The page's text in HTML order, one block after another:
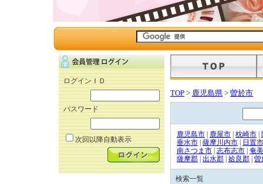
ログインＩＤ
パスワード
次回以降自動表示
TOP > 鹿児島県 > 曽於市
鹿児島市 鹿屋市 枕崎市
垂水市 薩摩川内市
日置市
南さつま市 志布志市 奄
薩摩郡 出水郡 姶良郡 曽
検索一覧